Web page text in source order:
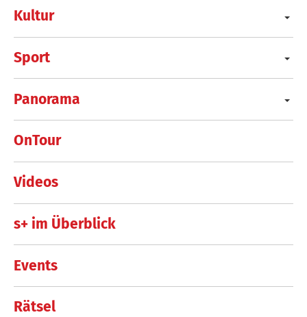
Kultur
Sport
Panorama
OnTour
Videos
s+ im Überblick
Events
Rätsel